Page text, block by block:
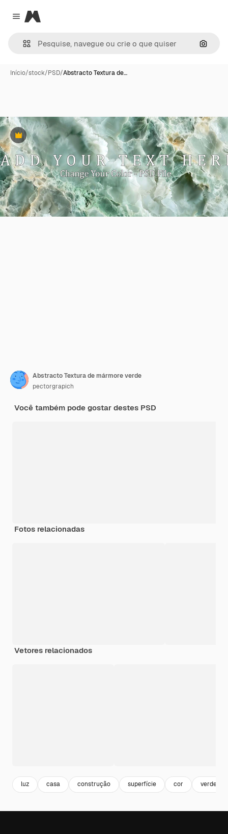
Close menu
Magnific
Início/stock/PSD/Abstracto Textura de…
Premium
Abstracto Textura de mármore verde
pectorgrapich
Você também pode gostar destes PSD
Fotos relacionadas
Vetores relacionados
luz casa construção superfície cor verde